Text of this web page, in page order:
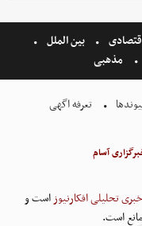
بین الملل
مذهبی
تعرفه اگهی
آسام
خبری تحلیلی افکارنیوزاست و
است.